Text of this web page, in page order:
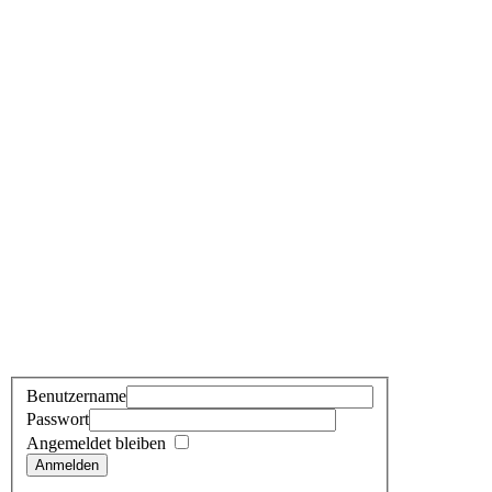
Benutzername
Passwort
Angemeldet bleiben
Anmelden